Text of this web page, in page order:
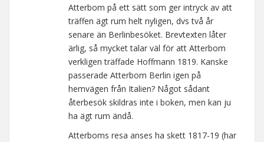
Atterbom på ett sätt som ger intryck av att
träffen ägt rum helt nyligen, dvs två år
senare än Berlinbesöket. Brevtexten låter
ärlig, så mycket talar väl för att Atterbom
verkligen träffade Hoffmann 1819. Kanske
passerade Atterbom Berlin igen på
hemvägen från Italien? Något sådant
återbesök skildras inte i boken, men kan ju
ha ägt rum ändå.
Atterboms resa anses ha skett 1817-19 (har